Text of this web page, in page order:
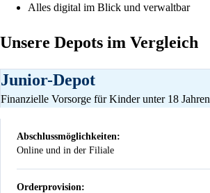
Alles digital im Blick und verwaltbar
Unsere Depots im Vergleich
Junior-Depot
Finanzielle Vorsorge für Kinder unter 18 Jahren
Abschlussmöglichkeiten:
Online und in der Filiale
Orderprovision: